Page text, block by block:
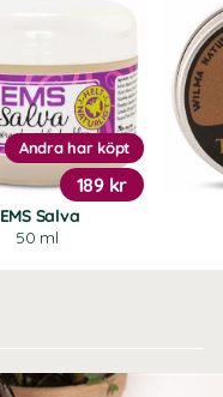
EMS Salva
50 ml
Andra har köpt
189 kr